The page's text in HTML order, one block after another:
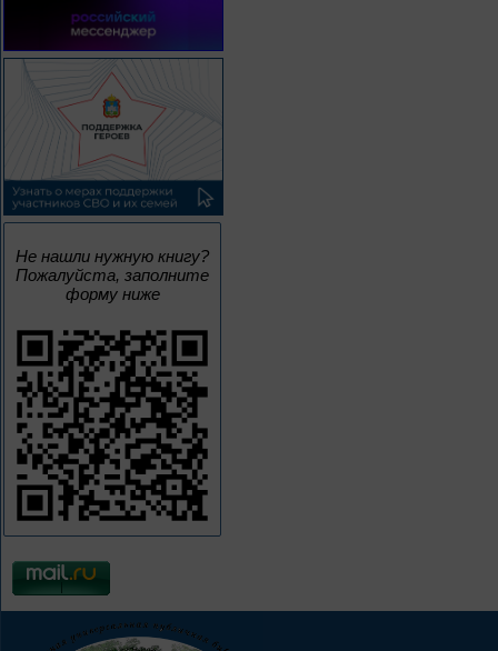
Не нашли нужную книгу?
Пожалуйста, заполните
форму ниже